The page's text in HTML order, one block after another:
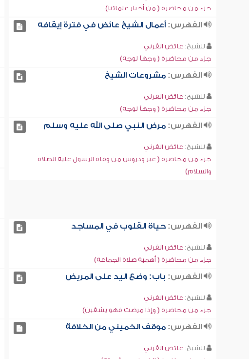
جزء من محاضرة ( من أخبار علمائنا)
الفهرس:أعمال الشيخ عائض في فترة إيقافه
للشيخ: عائض القرني
جزء من محاضرة ( وجهاً لوجه)
الفهرس:مشروعات الشيخ
للشيخ: عائض القرني
جزء من محاضرة ( وجهاً لوجه)
الفهرس:مرض النبي صلى الله عليه وسلم
للشيخ: عائض القرني
جزء من محاضرة ( عبر ودروس من وفاة الرسول عليه الصلاة
والسلام)
الفهرس:حياة القلوب في المساجد
للشيخ: عائض القرني
جزء من محاضرة ( أهمية صلاة الجماعة)
الفهرس: باب: وضع اليد على المريض
للشيخ: عائض القرني
جزء من محاضرة ( وإذا مرضت فهو يشفين)
الفهرس:موقف الخميني من الخلافة
للشيخ: عائض القرني